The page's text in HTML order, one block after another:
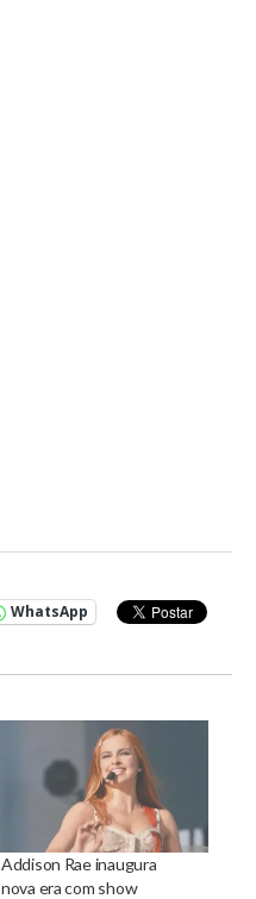
WhatsApp
Addison Rae inaugura
nova era com show